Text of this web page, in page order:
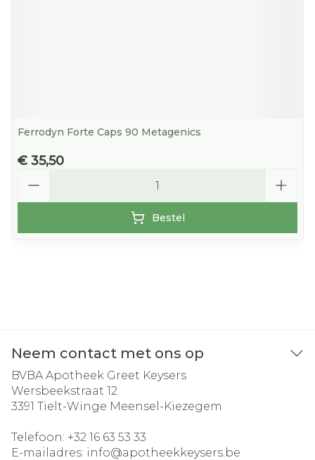
Ferrodyn Forte Caps 90 Metagenics
€ 35,50
Bestel
Neem contact met ons op
BVBA Apotheek Greet Keysers
Wersbeekstraat 12
3391 Tielt-Winge Meensel-Kiezegem
Telefoon: +32 16 63 53 33
E-mailadres: info@apotheekkeysers.be